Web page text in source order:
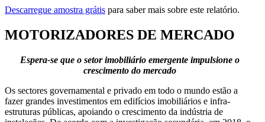
Descarregue amostra grátis para saber mais sobre este relatório.
MOTORIZADORES DE MERCADO
Espera-se que o setor imobiliário emergente impulsione o
crescimento do mercado
Os sectores governamental e privado em todo o mundo estão a
fazer grandes investimentos em edifícios imobiliários e infra-
estruturas públicas, apoiando o crescimento da indústria de